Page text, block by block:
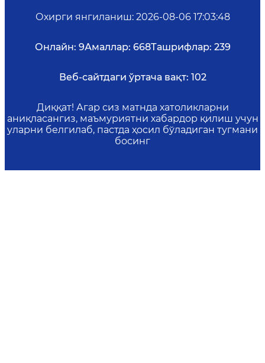
Охирги янгиланиш: 2026-08-06 17:03:48
Онлайн: 9Амаллар: 668Ташрифлар: 239
Веб-сайтдаги ўртача вақт: 102
Диққат! Агар сиз матнда хатоликларни
аниқласангиз, маъмуриятни хабардор қилиш учун
уларни белгилаб, пастда ҳосил бўладиган тугмани
босинг